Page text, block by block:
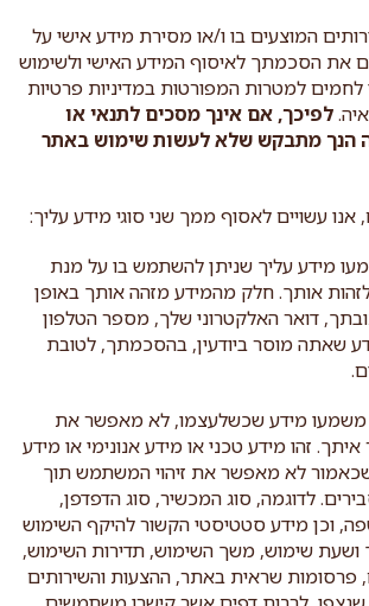
המוצעים בו ו/או מסירת מידע אישי על
את הסכמתך לאיסוף המידע האישי ולשימוש
לחמים למטרות המפורטות במדיניות פרטיות
לפיכך, אם אינך מסכים לתנאי או
הנך מתבקש שלא לעשות שימוש באתר
עשויים לאסוף ממך שני סוגי מידע עליך:
מידע עליך שניתן להשתמש בו על מנת
אותך. חלק מהמידע מזהה אותך באופן
דואר האלקטרוני שלך, מספר הטלפון
שאתה מוסר ביודעין, בהסכמתך, לטובת
מידע שכשלעצמו, לא מאפשר את
איתך. זהו מידע טכני או מידע אנונימי או מידע
לא מאפשר את זיהוי המשתמש תוך
לדוגמה, סוג המכשיר, סוג הדפדפן,
וכן מידע סטטיסטי הקשור להיקף השימוש
שימוש, משך השימוש, תדירות השימוש,
פרסומות שראית באתר, ההצעות והשירותים